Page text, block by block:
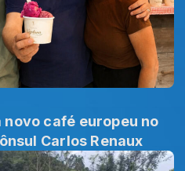
novo café europeu no
Carlos Renaux